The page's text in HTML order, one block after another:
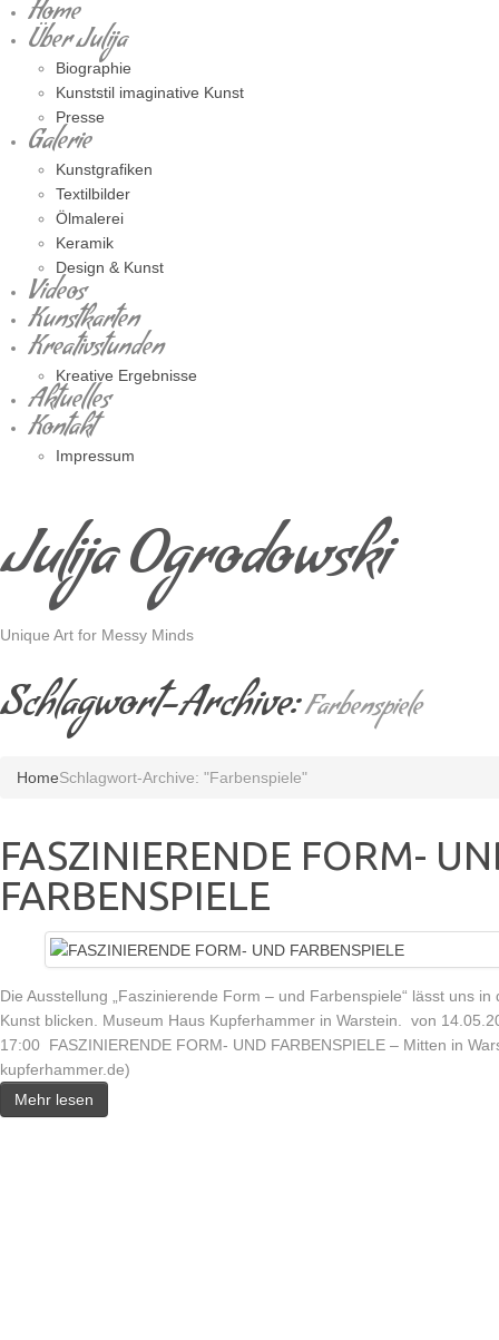
Home
Über Julija
Biographie
Kunststil imaginative Kunst
Presse
Galerie
Kunstgrafiken
Textilbilder
Ölmalerei
Keramik
Design & Kunst
Videos
Kunstkarten
Kreativstunden
Kreative Ergebnisse
Aktuelles
Kontakt
Impressum
Julija Ogrodowski
Unique Art for Messy Minds
Schlagwort-Archive:Farbenspiele
HomeSchlagwort-Archive: "Farbenspiele"
FASZINIERENDE FORM-
FARBENSPIELE
Die Ausstellung „Faszinierende Form – und Farbenspiele“ lässt uns
Kunst blicken. Museum Haus Kupferhammer in Warstein. von
17:00 FASZINIERENDE FORM- UND FARBENSPIELE – Mitten in
kupferhammer.de)
Mehr lesen